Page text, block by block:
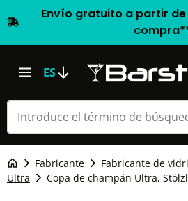
Envío gratuito a partir
ES
Fabricante Fabricante de
Ultra
Copa de champán Ultra,